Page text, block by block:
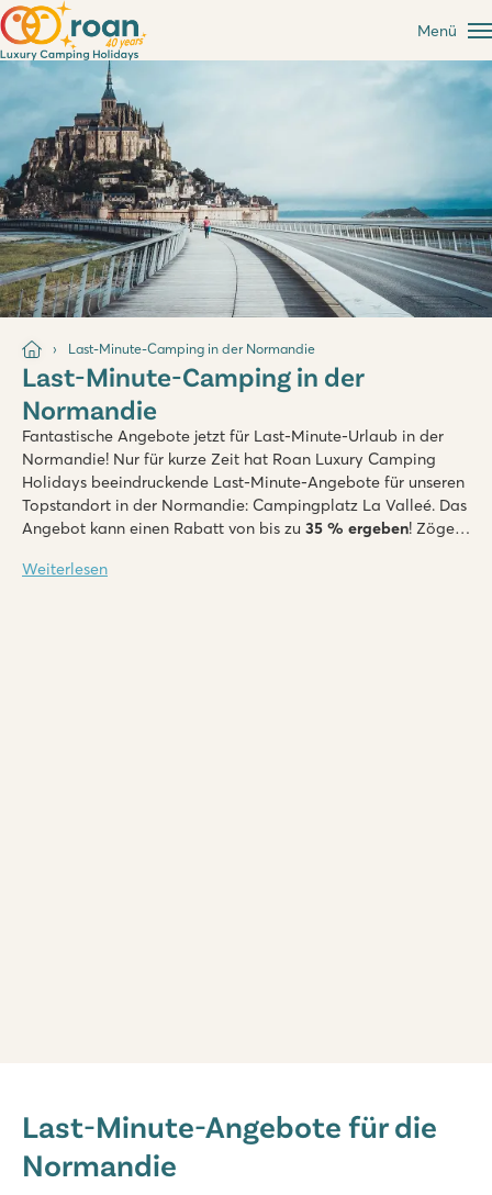
Menü
Last-Minute-Camping in der Normandie
Last-Minute-Camping in der
Normandie
Fantastische Angebote jetzt für Last-Minute-Urlaub in der
Normandie! Nur für kurze Zeit hat Roan Luxury Camping
Holidays beeindruckende Last-Minute-Angebote für unseren
Topstandort in der Normandie: Campingplatz La Valleé. Das
Angebot kann einen Rabatt von bis zu 35 % ergeben! Zögern
Minute-Urlaubsangebote. Diese Region mit ihrer
Weiterlesen
Frankreich - Nordfrankreich - Normandie - Houlgate
★ ★ ★ ★
Last-Minute-Angebote für die
Normandie